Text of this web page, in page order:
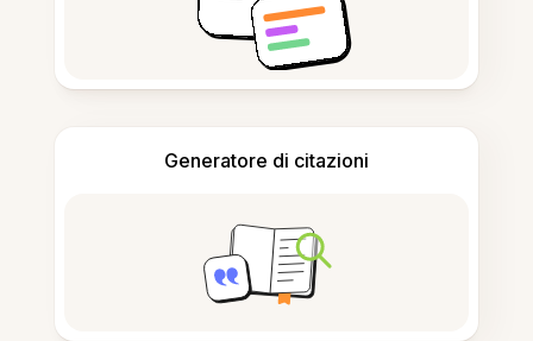
Generatore di citazioni